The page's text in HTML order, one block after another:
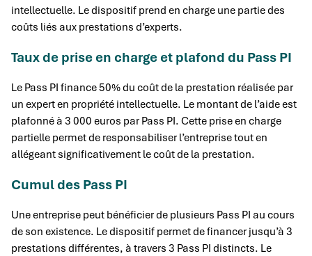
intellectuelle. Le dispositif prend en charge une partie des
coûts liés aux prestations d’experts.
Taux de prise en charge et plafond du Pass PI
Le Pass PI finance 50% du coût de la prestation réalisée par
un expert en propriété intellectuelle. Le montant de l’aide est
plafonné à 3 000 euros par Pass PI. Cette prise en charge
partielle permet de responsabiliser l’entreprise tout en
allégeant significativement le coût de la prestation.
Cumul des Pass PI
Une entreprise peut bénéficier de plusieurs Pass PI au cours
de son existence. Le dispositif permet de financer jusqu’à 3
prestations différentes, à travers 3 Pass PI distincts. Le